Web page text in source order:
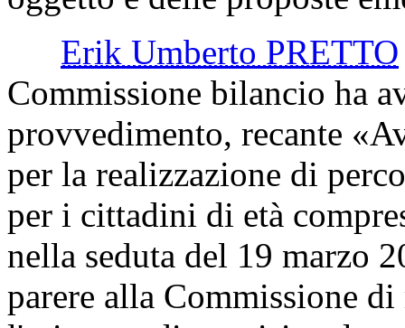
Erik Umberto PRETTO
Commissione bilancio ha
provvedimento, recante
per la realizzazione di
per i cittadini di età
nella seduta del 19 marzo
parere alla Commissione